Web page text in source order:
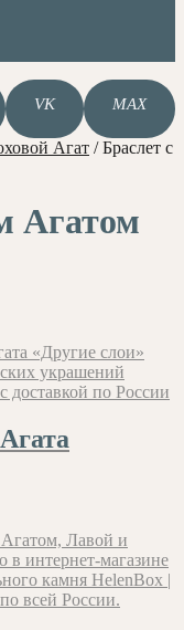
VK MAX
Агат /Браслет с
Агатом